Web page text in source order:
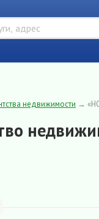
недвижимости →